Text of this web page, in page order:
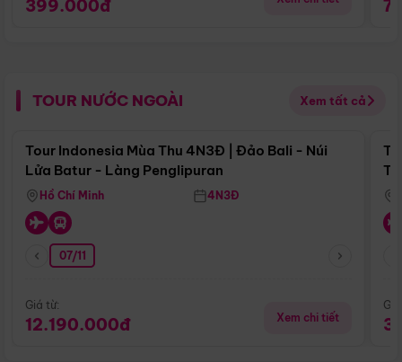
399.000đ
TOUR NƯỚC NGOÀI Xem tất cả
Điểm nổi bật
Tour Indonesia Mùa Thu 4N3Đ | Đảo Bali - Núi
Lửa Batur - Làng Penglipuran
Hồ Chí Minh 4N3Đ
07/11
Giá từ:
12.190.000đ Xem chi tiết